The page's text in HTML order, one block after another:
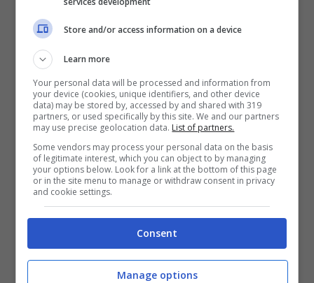
Store and/or access information on a device
Learn more
Your personal data will be processed and information from
your device (cookies, unique identifiers, and other device
data) may be stored by, accessed by and shared with 319
partners, or used specifically by this site. We and our partners
may use precise geolocation data. List of partners.
Some vendors may process your personal data on the basis
of legitimate interest, which you can object to by managing
your options below. Look for a link at the bottom of this page
or in the site menu to manage or withdraw consent in privacy
and cookie settings.
Consent
Manage options